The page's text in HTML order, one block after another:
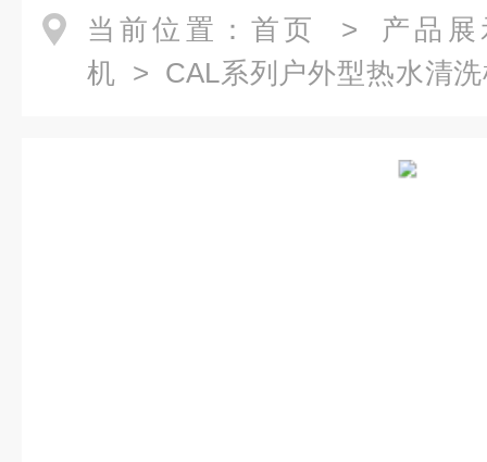
当前位置： 首页 > 产品展
机 > CAL系列户外型热水清